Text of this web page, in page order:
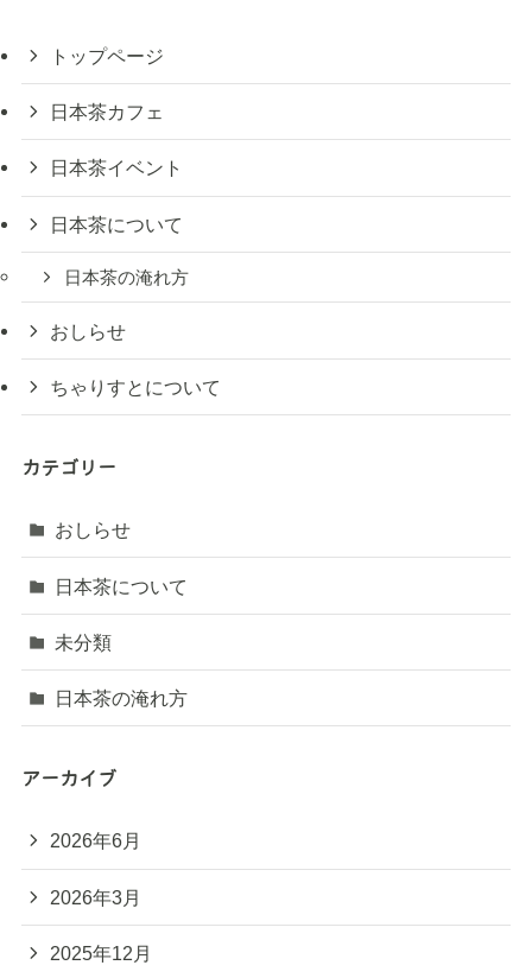
トップページ
日本茶カフェ
日本茶イベント
日本茶について
日本茶の淹れ方
おしらせ
ちゃりすとについて
カテゴリー
おしらせ
日本茶について
未分類
日本茶の淹れ方
アーカイブ
2026年6月
2026年3月
2025年12月